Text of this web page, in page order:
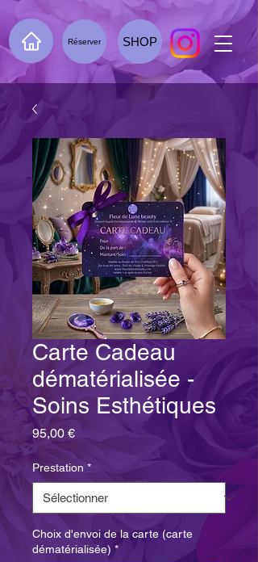
SHOP
Réserver
Carte Cadeau
dématérialisée -
Soins Esthétiques
95,00 €Prix
Prestation *
Choix d'envoi de la carte (carte
dématérialisée) *